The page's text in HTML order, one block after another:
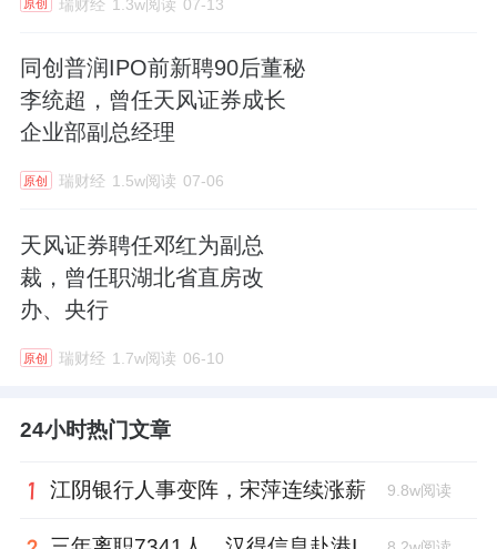
原创 瑞财经 1.3w阅读 07-13
同创普润IPO前新聘90后董秘
李统超，曾任天风证券成长
企业部副总经理
原创 瑞财经 1.5w阅读 07-06
天风证券聘任邓红为副总
裁，曾任职湖北省直房改
办、央行
原创 瑞财经 1.7w阅读 06-10
24小时热门文章
江阴银行人事变阵，宋萍连续涨薪 9.8w阅读